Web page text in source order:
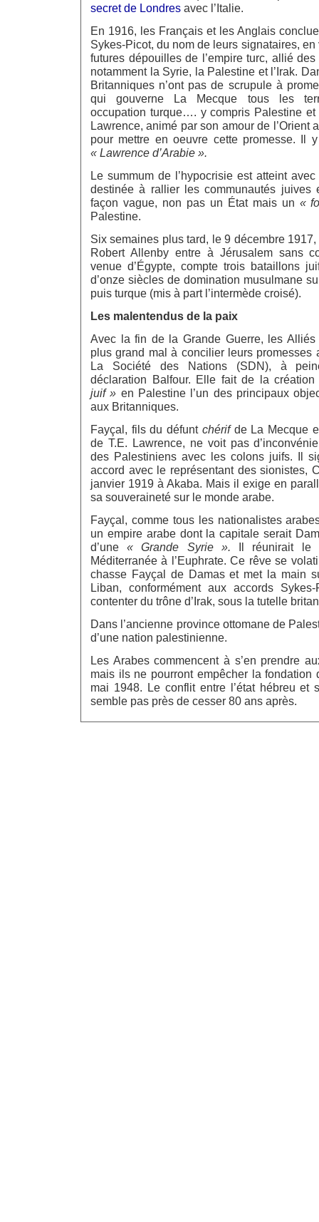
secret de Londres avec l’Italie.
En 1916, les Français et les Anglais
Sykes-Picot, du nom de leurs signataires,
futures dépouilles de l’empire turc, allié
notamment la Syrie, la Palestine et l’Irak.
Britanniques n’ont pas de scrupule à
qui gouverne La Mecque tous les
occupation turque…. y compris Palestine et
Lawrence, animé par son amour de l’Orient
pour mettre en oeuvre cette promesse. Il
« Lawrence d’Arabie ».
Le summum de l’hypocrisie est atteint
destinée à rallier les communautés juives
façon vague, non pas un État mais un «
Palestine.
Six semaines plus tard, le 9 décembre
Robert Allenby entre à Jérusalem sans
venue d’Égypte, compte trois bataillons
d’onze siècles de domination musulmane
puis turque (mis à part l’intermède croisé).
Les malentendus de la paix
Avec la fin de la Grande Guerre, les
plus grand mal à concilier leurs promesses
La Société des Nations (SDN), à
déclaration Balfour. Elle fait de la
juif » en Palestine l’un des principaux
aux Britanniques.
Fayçal, fils du défunt chérifde La Mecque
de T.E. Lawrence, ne voit pas
des Palestiniens avec les colons juifs. Il
accord avec le représentant des sionistes,
janvier 1919 à Akaba. Mais il exige en
sa souveraineté sur le monde arabe.
Fayçal, comme tous les nationalistes
un empire arabe dont la capitale serait
d’une« Grande Syrie ».
Il réunirait le
Méditerranée à l’Euphrate. Ce rêve se
chasse Fayçal de Damas et met la main
Liban, conformément aux accords
contenter du trône d’Irak, sous la tutelle
Dans l’ancienne province ottomane de
d’une nation palestinienne.
Les Arabes commencent à s’en prendre
mais ils ne pourront empêcher la fondation
mai 1948. Le conflit entre l’état hébreu et
semble pas près de cesser 80 ans après.